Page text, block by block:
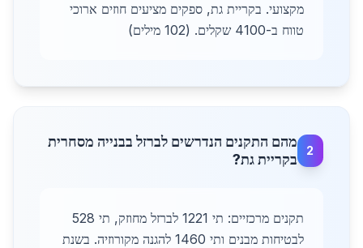
מקצועי. בקריית גת, ספקים מציעים חוזים ארוכי
טווח ב-4100 שקלים. (102 מילים)
2
מהם התקנים הנדרשים לברזל בבנייה מסחרית
בקריית גת?
תקנים מרכזיים: תי 1221 לברזל מחוזק, תי 528
לבטיחות מבנים ותי 1460 להגנה מקורוזיה. בשנת